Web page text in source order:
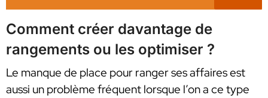
Comment créer davantage de
rangements ou les optimiser ?
Le manque de place pour ranger ses affaires est
aussi un problème fréquent lorsque l’on a ce type